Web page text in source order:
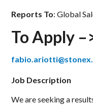
Reports To: Global
To Apply
Job Description
We are seeking a